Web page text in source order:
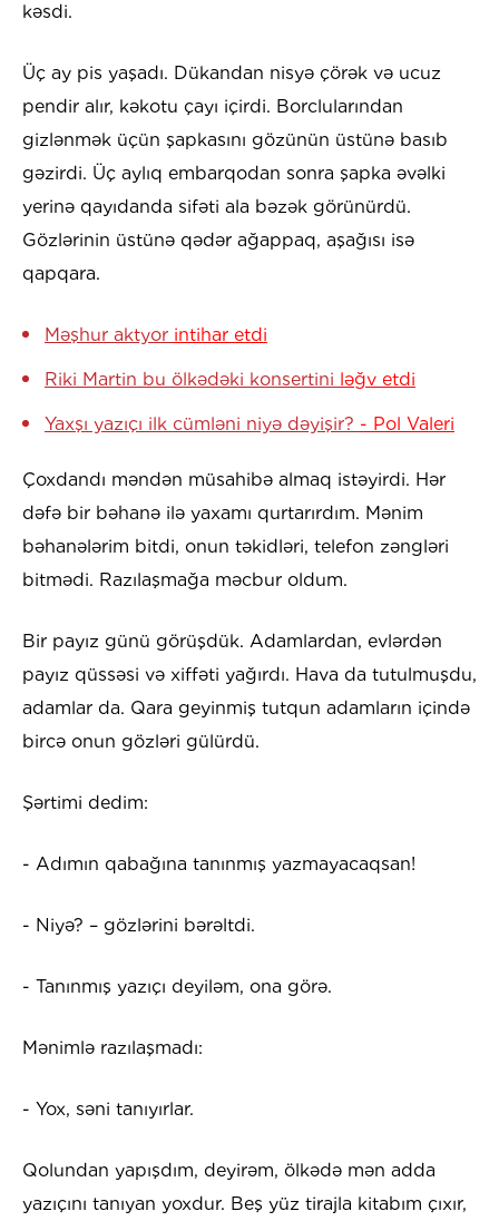
kəsdi.
Üç ay pis yaşadı. Dükandan nisyə çörək və ucuz
pendir alır, kəkotu çayı içirdi. Borclularından
gizlənmək üçün şapkasını gözünün üstünə basıb
gəzirdi. Üç aylıq embarqodan sonra şapka əvəlki
yerinə qayıdanda sifəti ala bəzək görünürdü.
Gözlərinin üstünə qədər ağappaq, aşağısı isə
qapqara.
Məşhur aktyor intihar etdi
Riki Martin bu ölkədəki konsertini ləğv etdi
Yaxşı yazıçı ilk cümləni niyə dəyişir? - Pol Valeri
Çoxdandı məndən müsahibə almaq istəyirdi. Hər
dəfə bir bəhanə ilə yaxamı qurtarırdım. Mənim
bəhanələrim bitdi, onun təkidləri, telefon zəngləri
bitmədi. Razılaşmağa məcbur oldum.
Bir payız günü görüşdük. Adamlardan, evlərdən
payız qüssəsi və xiffəti yağırdı. Hava da tutulmuşdu,
adamlar da. Qara geyinmiş tutqun adamların içində
bircə onun gözləri gülürdü.
Şərtimi dedim:
- Adımın qabağına tanınmış yazmayacaqsan!
- Niyə? – gözlərini bərəltdi.
- Tanınmış yazıçı deyiləm, ona görə.
Mənimlə razılaşmadı:
- Yox, səni tanıyırlar.
Qolundan yapışdım, deyirəm, ölkədə mən adda
yazıçını tanıyan yoxdur. Beş yüz tirajla kitabım çıxır,